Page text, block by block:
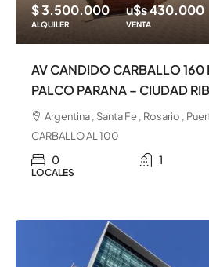
$ 3.500.000
ALQUILER
u$s 430.000
VENTA
AV CANDIDO CARBALLO 160
PALCO PARANA – CIUDAD
Argentina , Santa Fe , Rosario ,
CARBALLO AL 100
0 1
LOCALES